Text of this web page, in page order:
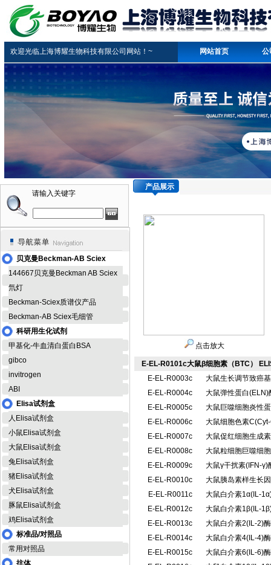
欢迎光临上海博耀生物科技有限公司网站！~ 网站首页 公
请输入关键字
贝克曼Beckman-AB Sciex
144667贝克曼Beckman AB Sciex
氘灯
Beckman-Sciex质谱仪产品
Beckman-AB Sciex毛细管
科研用生化试剂
甲基化-牛血清白蛋白BSA
gibco
invitrogen
ABI
Elisa试剂盒
人Elisa试剂盒
小鼠Elisa试剂盒
大鼠Elisa试剂盒
兔Elisa试剂盒
猪Elisa试剂盒
犬Elisa试剂盒
豚鼠Elisa试剂盒
鸡Elisa试剂盒
标准品/对照品
常用对照品
抗体
产品展示
点击放大
E-EL-R0101c大鼠β细胞素（BTC）
E-EL-R0003c
大鼠生长调节致癌
E-EL-R0004c
大鼠弹性蛋白
E-EL-R0005c
大鼠巨噬细胞炎性
E-EL-R0006c
大鼠细胞色素
E-EL-R0007c
大鼠促红细胞生成
E-EL-R0008c
大鼠粒细胞巨噬细
E-EL-R0009c
大鼠γ干扰素(IFN-
E-EL-R0010c
大鼠胰岛素样生长
E-EL-R0011c
大鼠白介素1α(IL-
E-EL-R0012c
大鼠白介素1β(IL-
E-EL-R0013c
大鼠白介素2(IL-2)
E-EL-R0014c
大鼠白介素4(IL-4)
E-EL-R0015c
大鼠白介素6(IL-6)